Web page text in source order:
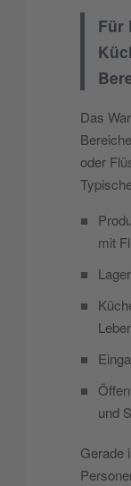
Für
Das
oder
■
mit
■
■
■
■
und
Gerade